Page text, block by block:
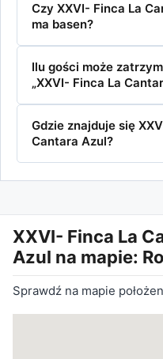
Czy XXVI- Finca La
ma basen?
Ilu gości może
„XXVI- Finca La
Gdzie znajduje się
Cantara Azul?
XXVI- Finca La
Azul na mapie:
Sprawdź na mapie